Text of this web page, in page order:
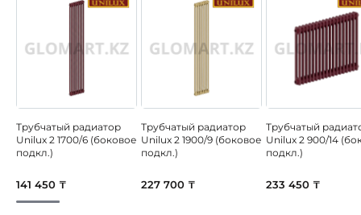
Трубчатый радиатор
Unilux 2 1700/6 (боковое
подкл.)
141 450 ₸
Трубчатый радиатор
Unilux 2 1900/9 (боковое
подкл.)
227 700 ₸
Трубчатый
Unilux 2 900/14
подкл.)
233 450 ₸